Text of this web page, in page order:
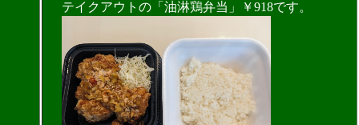
テイクアウトの「油淋鶏弁当」￥918です。